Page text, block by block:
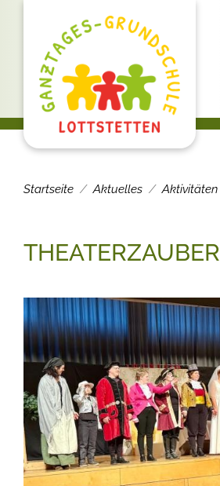
Startseite Aktuelles Aktivitäten
THEATERZAUBER